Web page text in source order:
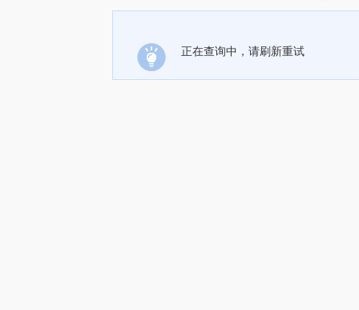
正在查询中，请刷新重试